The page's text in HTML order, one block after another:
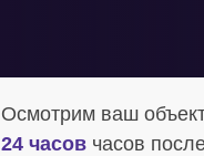
Осмотрим ваш
24 часов часов